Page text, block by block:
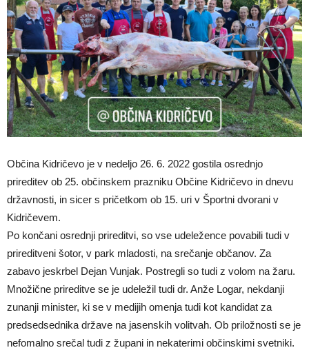
Občina Kidričevo je v nedeljo 26. 6. 2022 gostila osrednjo
prireditev ob 25. občinskem prazniku Občine Kidričevo in dnevu
državnosti, in sicer s pričetkom ob 15. uri v Športni dvorani v
Kidričevem.
Po končani osrednji prireditvi, so vse udeležence povabili tudi v
prireditveni šotor, v park mladosti, na srečanje občanov. Za
zabavo jeskrbel Dejan Vunjak. Postregli so tudi z volom na žaru.
Množične prireditve se je udeležil tudi dr. Anže Logar, nekdanji
zunanji minister, ki se v medijih omenja tudi kot kandidat za
predsedsednika države na jasenskih volitvah. Ob priložnosti se je
nefomalno srečal tudi z župani in nekaterimi občinskimi svetniki.